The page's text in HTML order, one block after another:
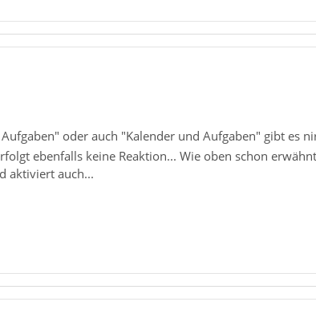
oder auch "Kalender und Aufgaben" gibt es
ebenfalls keine Reaktion... Wie oben schon
aktiviert auch...